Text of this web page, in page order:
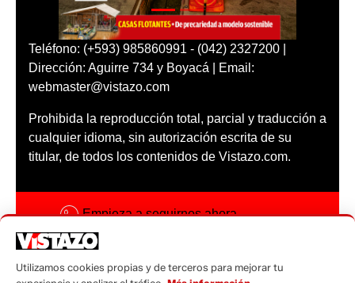
Teléfono: (+593) 985860991 - (042) 2327200 |
Dirección: Aguirre 734 y Boyacá | Email:
webmaster@vistazo.com
Prohibida la reproducción total, parcial y traducción a
cualquier idioma, sin autorización escrita de su
titular, de todos los contenidos de Vistazo.com.
Empieza a seguirnos ahora
Código ética
Utilizamos cookies propias y de terceros para mejorar tu